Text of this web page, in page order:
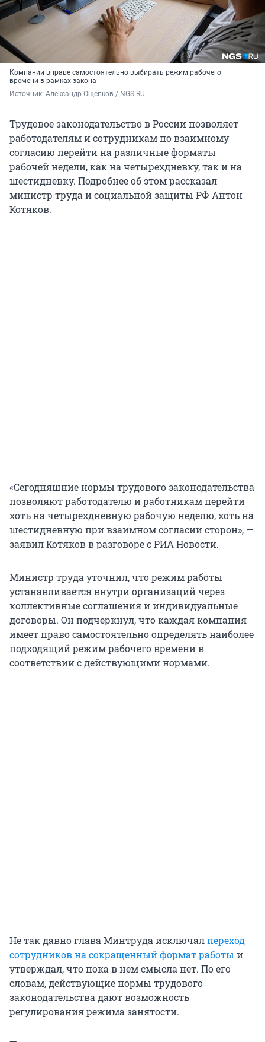
Компании вправе самостоятельно выбирать режим рабочего
времени в рамках закона
Источник: Александр Ощепков / NGS.RU
Трудовое законодательство в России позволяет
работодателям и сотрудникам по взаимному
согласию перейти на различные форматы
рабочей недели, как на четырехдневку, так и на
шестидневку. Подробнее об этом рассказал
министр труда и социальной защиты РФ Антон
Котяков.
«Сегодняшние нормы трудового законодательства
позволяют работодателю и работникам перейти
хоть на четырехдневную рабочую неделю, хоть на
шестидневную при взаимном согласии сторон», —
заявил Котяков в разговоре с РИА Новости.
Министр труда уточнил, что режим работы
устанавливается внутри организаций через
коллективные соглашения и индивидуальные
договоры. Он подчеркнул, что каждая компания
имеет право самостоятельно определять наиболее
подходящий режим рабочего времени в
соответствии с действующими нормами.
Не так давно глава Минтруда исключалпереход
сотрудников на сокращенный формат работы и
утверждал, что пока в нем смысла нет. По его
словам, действующие нормы трудового
законодательства дают возможность
регулирования режима занятости.